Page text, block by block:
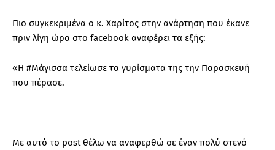
Πιο συγκεκριμένα ο κ. Χαρίτος στην ανάρτηση που έκανε
πριν λίγη ώρα στο facebook αναφέρει τα εξής:
«Η #Μάγισσα τελείωσε τα γυρίσματα της την Παρασκευή
που πέρασε.
Με αυτό το post θέλω να αναφερθώ σε έναν πολύ στενό